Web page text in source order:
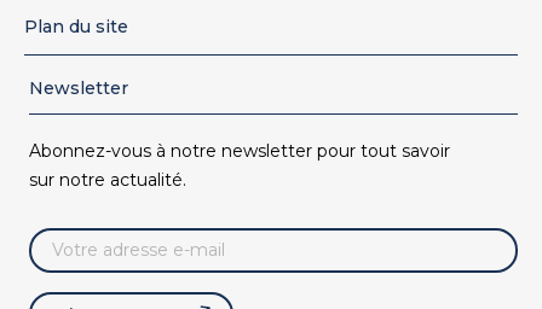
Plan du site
Newsletter
Abonnez-vous à notre newsletter pour tout savoir
sur notre actualité.